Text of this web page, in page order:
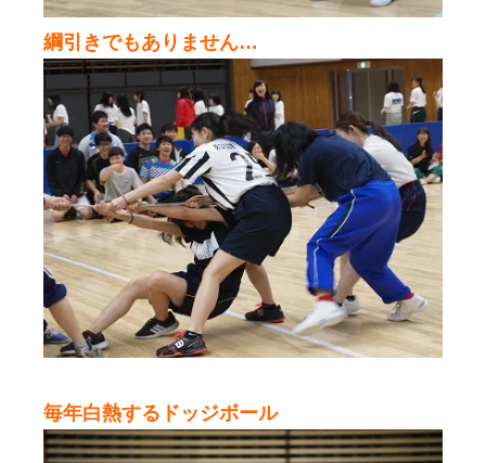
綱引きでもありません…
毎年白熱するドッジボール